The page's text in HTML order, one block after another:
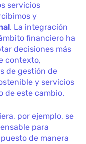
servicios
y
. La integración
financiero ha
decisiones más
contexto,
de gestión de
y servicios
de este cambio.
por ejemplo, se
para
de manera